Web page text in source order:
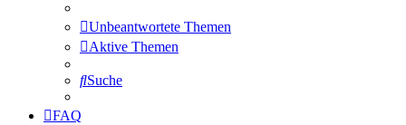
Unbeantwortete Themen
Aktive Themen
Suche
FAQ